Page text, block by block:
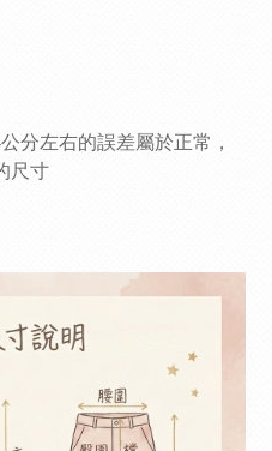
分左右的誤差屬於正常，
尺寸